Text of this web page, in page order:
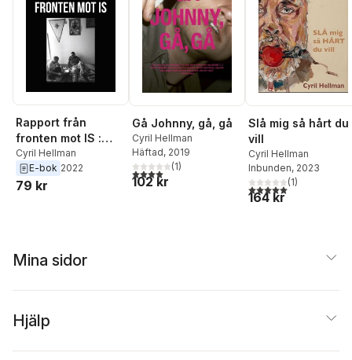
Rapport från
fronten mot IS :
Dagboksantecknin
gar från kriget i
Irak och Syrien
Cyril Hellman
E-bok 2022
79 kr
Gå Johnny, gå, gå
Cyril Hellman
Häftad, 2019
4,0utav 5 stjärnor. Totalt antal röster:
(1)
102 kr
Slå mig så hårt du
vill
Cyril Hellman
Inbunden, 2023
5,0utav 5 stjärnor.
(1)
164 kr
Mina sidor
Hjälp